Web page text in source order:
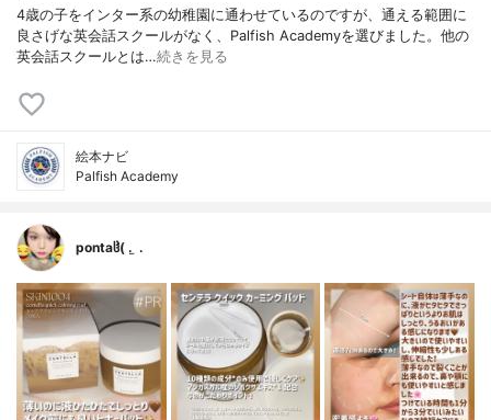
4歳の子をインター系の幼稚園に通わせているのですが、通える範囲に
良さげな英会話スクールがなく、Palfish Academyを選びました。他の
英会話スクールとは…続きを見る
絵本ナビ
Palfish Academy
pontaჱ̒( . ̫ .